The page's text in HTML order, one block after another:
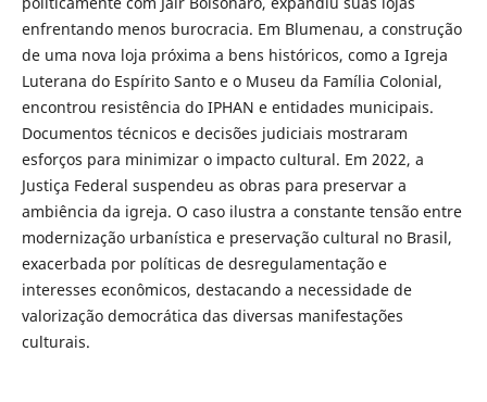
enfrentando menos burocracia. Em Blumenau, a construção
de uma nova loja próxima a bens históricos, como a Igreja
Luterana do Espírito Santo e o Museu da Família Colonial,
encontrou resistência do IPHAN e entidades municipais.
Documentos técnicos e decisões judiciais mostraram
esforços para minimizar o impacto cultural. Em 2022, a
Justiça Federal suspendeu as obras para preservar a
ambiência da igreja. O caso ilustra a constante tensão entre
modernização urbanística e preservação cultural no Brasil,
exacerbada por políticas de desregulamentação e
interesses econômicos, destacando a necessidade de
valorização democrática das diversas manifestações
culturais.